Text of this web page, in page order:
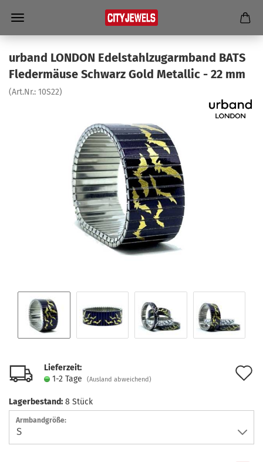
ur­band LON­DON Edel­stahl­zug­arm­band BATS
Fle­der­mäu­se Schwarz Gold Me­tal­lic - 22 mm
(Art.Nr.: 10S22)
Lieferzeit:
1-2 Tage
(Ausland abweichend)
Lagerbestand: 8 Stück
Armbandgröße: